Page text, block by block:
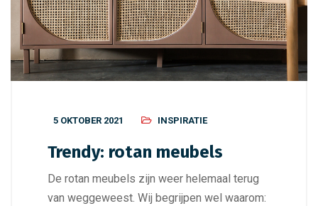
5 OKTOBER 2021 INSPIRATIE
Trendy: rotan meubels
De rotan meubels zijn weer helemaal terug
van weggeweest. Wij begrijpen wel waarom: